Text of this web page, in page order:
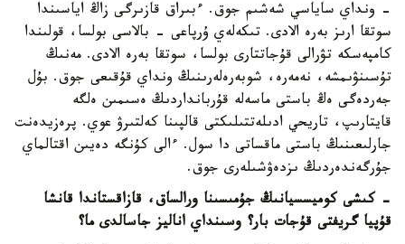
- ونداي ساياسي شەشىم جوق. ءبىراق قازىرگى زاڭ اياسىندا
سوتقا ارىز بەرە الادى. تىكەلەي ۇرپاعى - بالاسى بولسا، قولىندا
كامپەسكە تۋرالى قۇجاتتارى بولسا، سوتقا بەرە الادى. مەنىڭ
تۇسىنۋىمشە، نەمەرە، شوبەرەلەرىنىڭ ونداي قۇقىعى جوق. بۇل
جەردەگى ەڭ باستى ماسەلە قۇربانداردىڭ ەسىمىن ەلگە
قايتارىپ، تاريحي ادىلەتتىلىكتى قالپىنا كەلتىرۋ عوي. پرەزيدەنت
جارلىعىنىڭ باستى ماقساتى دا سول. ءالى كۇنگە دەيىن اقتالماي
جۇرگەندەردىڭ ىزدەۋشىلەرى جوق.
- كىشى كوميسسيانىڭ جۇمىسىنا ورالساق، قازاقستاندا قانشا
قۇپيا گريفتى قۇجات بار؟ وسىنداي اناليز جاسالدى ما؟